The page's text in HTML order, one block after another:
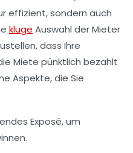
effizient, sondern auch
kluge Auswahl der Mieter
dass Ihre
Miete pünktlich bezahlt
Aspekte, die Sie
Exposé, um